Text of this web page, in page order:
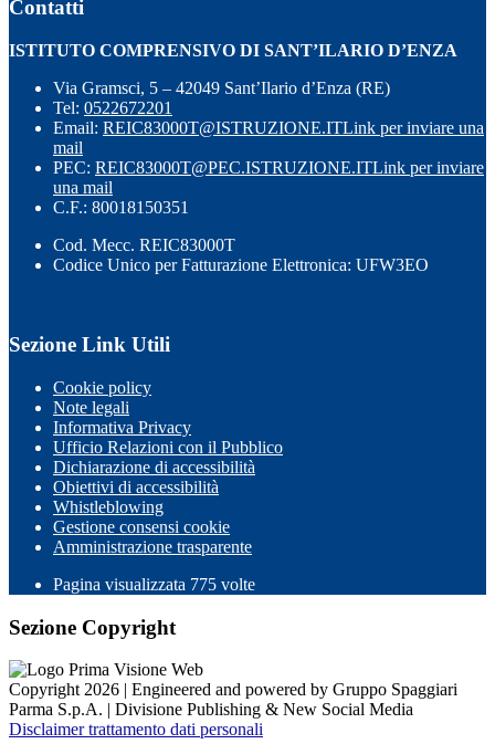
Contatti
ISTITUTO COMPRENSIVO DI SANT’ILARIO D’ENZA
Via Gramsci, 5 – 42049 Sant’Ilario d’Enza (RE)
Tel: 0522672201
Email: REIC83000T@ISTRUZIONE.ITLink per inviare una
mail
PEC: REIC83000T@PEC.ISTRUZIONE.ITLink per inviare
una mail
C.F.: 80018150351
Cod. Mecc. REIC83000T
Codice Unico per Fatturazione Elettronica: UFW3EO
Sezione Link Utili
Cookie policy
Note legali
Informativa Privacy
Ufficio Relazioni con il Pubblico
Dichiarazione di accessibilità
Obiettivi di accessibilità
Whistleblowing
Gestione consensi cookie
Amministrazione trasparente
Pagina visualizzata 775 volte
Sezione Copyright
Copyright 2026 | Engineered and powered by Gruppo Spaggiari
Parma S.p.A. | Divisione Publishing & New Social Media
Disclaimer trattamento dati personali